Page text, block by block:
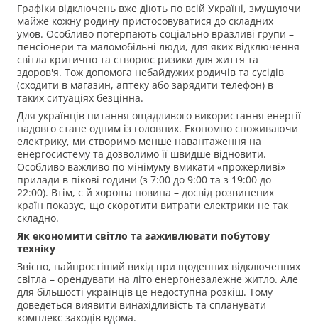
Графіки відключень вже діють по всій Україні, змушуючи
майже кожну родину пристосовуватися до складних
умов. Особливо потерпають соціально вразливі групи –
пенсіонери та маломобільні люди, для яких відключення
світла критично та створює ризики для життя та
здоров'я. Тож допомога небайдужих родичів та сусідів
(сходити в магазин, аптеку або зарядити телефон) в
таких ситуаціях безцінна.
Для українців питання ощадливого використання енергії
надовго стане одним із головних. Економно споживаючи
електрику, ми створимо менше навантаження на
енергосистему та дозволимо її швидше відновити.
Особливо важливо по мінімуму вмикати «прожерливі»
прилади в пікові години (з 7:00 до 9:00 та з 19:00 до
22:00). Втім, є й хороша новина – досвід розвинених
країн показує, що скоротити витрати електрики не так
складно.
Як економити світло та заживлювати побутову
техніку
Звісно, найпростіший вихід при щоденних відключеннях
світла – орендувати на літо енергонезалежне житло. Але
для більшості українців це недоступна розкіш. Тому
доведеться виявити винахідливість та спланувати
комплекс заходів вдома.